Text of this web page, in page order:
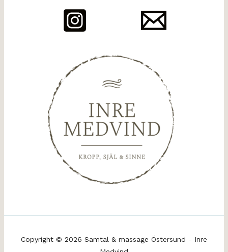
Copyright © 2026 Samtal & massage Östersund - Inre